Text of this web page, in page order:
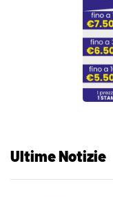
Ultime Notizie